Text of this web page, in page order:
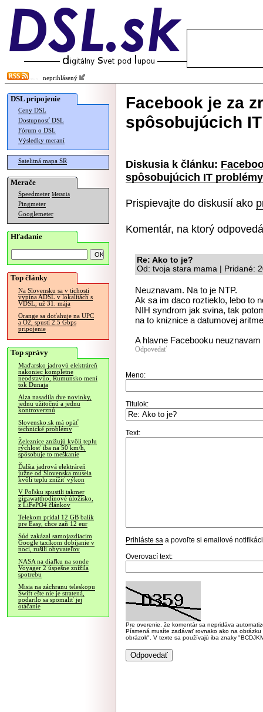
neprihlásený
DSL pripojenie
Ceny DSL
Dostupnosť DSL
Fórum o DSL
Výsledky meraní
Satelitná mapa SR
Merače
Speedmeter Merania
Pingmeter
Googlemeter
Hľadanie
Top články
Na Slovensku sa v tichosti
vypína ADSL v lokalitách s
VDSL, už 31. mája
Orange sa doťahuje na UPC
a O2, spustí 2.5 Gbps
pripojenie
Top správy
Maďarsko jadrovú elektráreň
nakoniec kompletne
neodstavilo, Rumunsko mení
tok Dunaja
Alza nasadila dve novinky,
jednu užitočnú a jednu
kontroverznú
Slovensko.sk má opäť
technické problémy
Železnice znižujú kvôli teplu
rýchlosť iba na 50 km/h,
spôsobuje to meškanie
Ďalšia jadrová elektráreň
južne od Slovenska musela
kvôli teplu znížiť výkon
V Poľsku spustili takmer
gigawatthodinové úložisko,
z LiFePO4 článkov
Telekom pridal 12 GB balík
pre Easy, chce zaň 12 eur
Súd zakázal samojazdiacim
Google taxíkom dobíjanie v
noci, rušili obyvateľov
NASA na diaľku na sonde
Voyager 2 úspešne znížila
spotrebu
Misia na záchranu teleskopu
Swift ešte nie je stratená,
podarilo sa spomaliť jej
otáčanie
Facebook je za
spôsobujúcich
Diskusia k článku:
spôsobujúcich IT problémy
Prispievajte do diskusií ako
Komentár, na ktorý
Re: Ako to je?
Od: tvoja stara mama | Pridané:
Neuznavam. Na to je NTP.
Ak sa im daco roztieklo, lebo to
NIH syndrom jak svina, tak
na to kniznice a datumovej
A hlavne Facebooku
Odpovedať
Meno:
Titulok:
Text:
Prihláste sa a povoľte si emailové
Overovací text:
Pre overenie, že komentár sa nepridáva
Písmená musíte zadávať rovnako ako na
obrázok". V texte sa používajú iba znaky